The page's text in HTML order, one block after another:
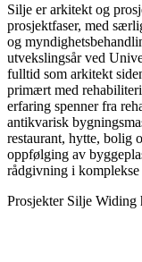
Silje er arkitekt og
prosjektfaser, med
og
utvekslingsår ved
fulltid som arkitekt
primært med
erfaring spenner fra
antikvarisk
restaurant, hytte, bolig
oppfølging av
rådgivning i komplekse
Prosjekter Silje Widing